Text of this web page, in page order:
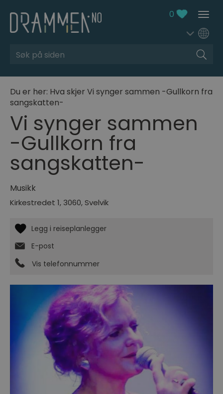
0
Søk
Du er her: Hva skjer Vi synger sammen -Gullkorn fra
sangskatten-
Vi synger sammen
-Gullkorn fra
sangskatten-
Musikk
Kirkestredet 1, 3060,Svelvik
E-post
Vis telefonnummer